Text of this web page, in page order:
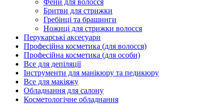
Фени для волосся
Бритви для стрижки
Гребінці та брашинги
Ножиці для стрижки волосся
Перукарські аксесуари
Професійна косметика (для волосся)
Професійна косметика (для особи)
Все для депіляції
Інструменти для манікюру та педикюру
Все для макіяжу
Обладнання для салону
Косметологічне обладнання